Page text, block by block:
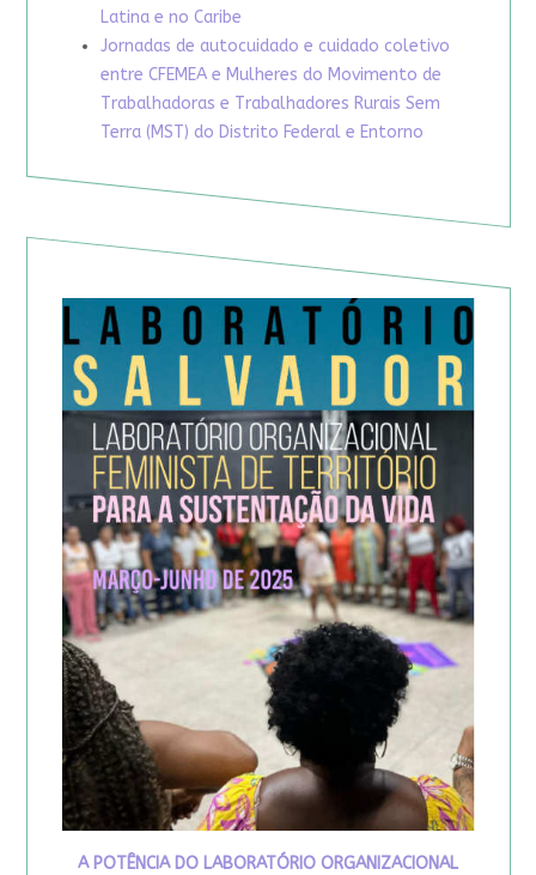
Latina e no Caribe
Jornadas de autocuidado e cuidado coletivo
entre CFEMEA e Mulheres do Movimento de
Trabalhadoras e Trabalhadores Rurais Sem
Terra (MST) do Distrito Federal e Entorno
A POTÊNCIA DO LABORATÓRIO ORGANIZACIONAL